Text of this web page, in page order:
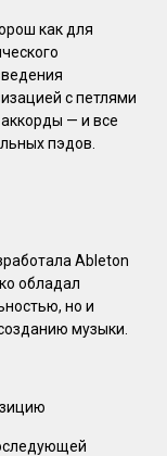
как для
с петлями
— и все
пэдов.
Ableton
обладал
но и
музыки.